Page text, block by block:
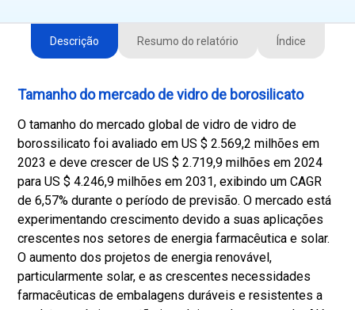
Descrição Resumo do relatório Índice
Tamanho do mercado de vidro de borosilicato
O tamanho do mercado global de vidro de vidro de
borossilicato foi avaliado em US $ 2.569,2 milhões em
2023 e deve crescer de US $ 2.719,9 milhões em 2024
para US $ 4.246,9 milhões em 2031, exibindo um CAGR
de 6,57% durante o período de previsão. O mercado está
experimentando crescimento devido a suas aplicações
crescentes nos setores de energia farmacêutica e solar.
O aumento dos projetos de energia renovável,
particularmente solar, e as crescentes necessidades
farmacêuticas de embalagens duráveis e resistentes a